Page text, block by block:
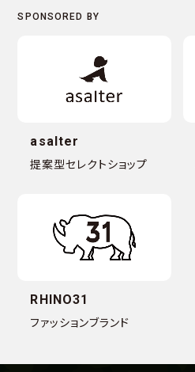
asalter
提案型セレクトショップ
RHINO31
ファッションブランド